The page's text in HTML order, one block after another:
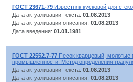
ГОСТ 23671-79 Известняк кусковой для
Дата актуализации текста: 01.08.2013
Дата актуализации описания: 01.08.2013
Дата введения: 01.01.1981
ГОСТ 22552.7-77 Песок кварцевый, молотые
промышленности. Метод определения
Дата актуализации текста: 01.08.2013
Дата актуализации описания: 01.08.2013